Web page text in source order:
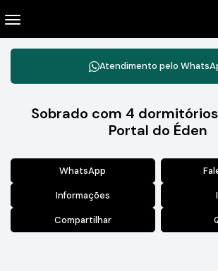
Atendimento pelo
Sobrado com 4
Portal do Éden
WhatsApp
Informações
Compartilhar